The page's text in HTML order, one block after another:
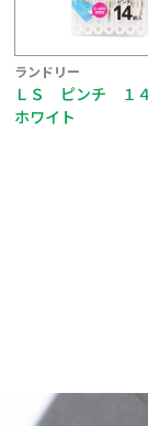
ランドリー
ＬＳ ダブルバ
チ ６個入 ホ